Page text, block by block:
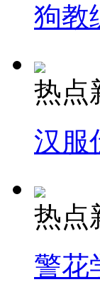
狗教
热点
汉服
热点
警花